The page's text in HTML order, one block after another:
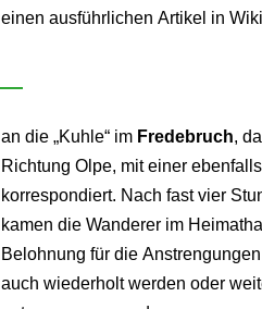
einen ausführlichen Artikel in
an die „Kuhle“ im Fredebruch,
Richtung Olpe, mit einer
korrespondiert. Nach fast vier
kamen die Wanderer im
Belohnung für die
auch wiederholt werden oder